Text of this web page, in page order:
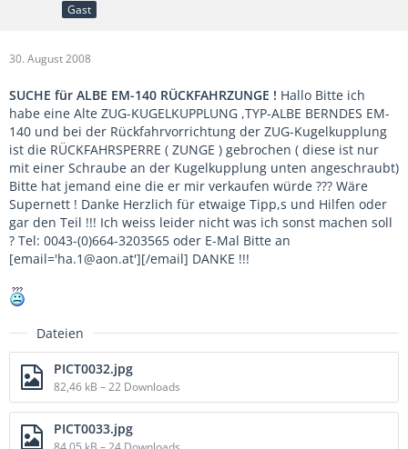
Gast
30. August 2008
SUCHE für ALBE EM-140 RÜCKFAHRZUNGE ! Hallo Bitte ich
habe eine Alte ZUG-KUGELKUPPLUNG ,TYP-ALBE BERNDES EM-
140 und bei der Rückfahrvorrichtung der ZUG-Kugelkupplung
ist die RÜCKFAHRSPERRE ( ZUNGE ) gebrochen ( diese ist nur
mit einer Schraube an der Kugelkupplung unten angeschraubt)
Bitte hat jemand eine die er mir verkaufen würde ??? Wäre
Supernett ! Danke Herzlich für etwaige Tipp,s und Hilfen oder
gar den Teil !!! Ich weiss leider nicht was ich sonst machen soll
? Tel: 0043-(0)664-3203565 oder E-Mal Bitte an
[email='ha.1@aon.at'][/email] DANKE !!!
Dateien
PICT0032.jpg
82,46 kB – 22 Downloads
PICT0033.jpg